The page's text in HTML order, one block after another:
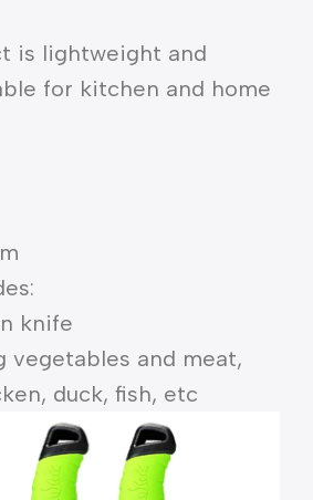
is lightweight and
for kitchen and home
knife
vegetables and meat,
duck, fish, etc